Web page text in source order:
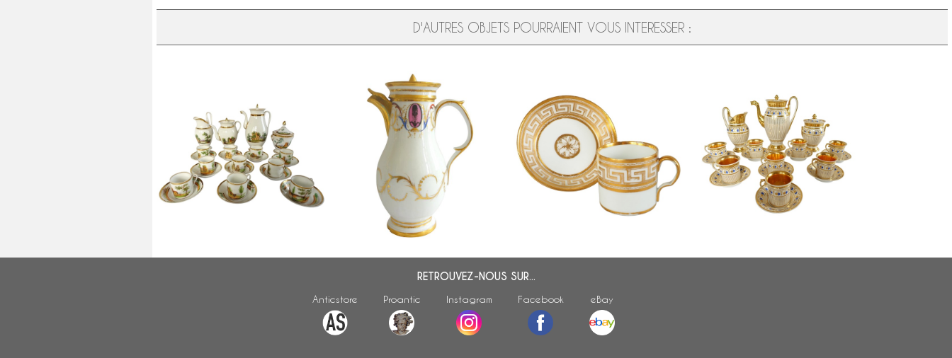
D'AUTRES OBJETS POURRAIENT VOUS INTERESSER :
Service à café Empire en
porcelaine de Paris dorée à l'or fin
& paysages italiens - vers 1820
Verseuse / cafetière en
porcelaine, époque Directoire
Consulat - fin XVIIIe siècle vers
Tasse litron d'époque Empire en
porcelaine blanche et or attribuée
à Dagoty
Service à café complet pour 8,
porcelaine dorée et bleue,
époque Empire Restauration - 11
pièces
RETROUVEZ-NOUS SUR...
Anticstore Proantic Instagram Facebook eBay